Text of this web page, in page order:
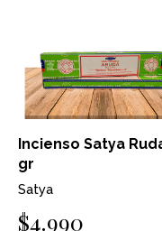
Incienso Satya
gr
Satya
$4.990